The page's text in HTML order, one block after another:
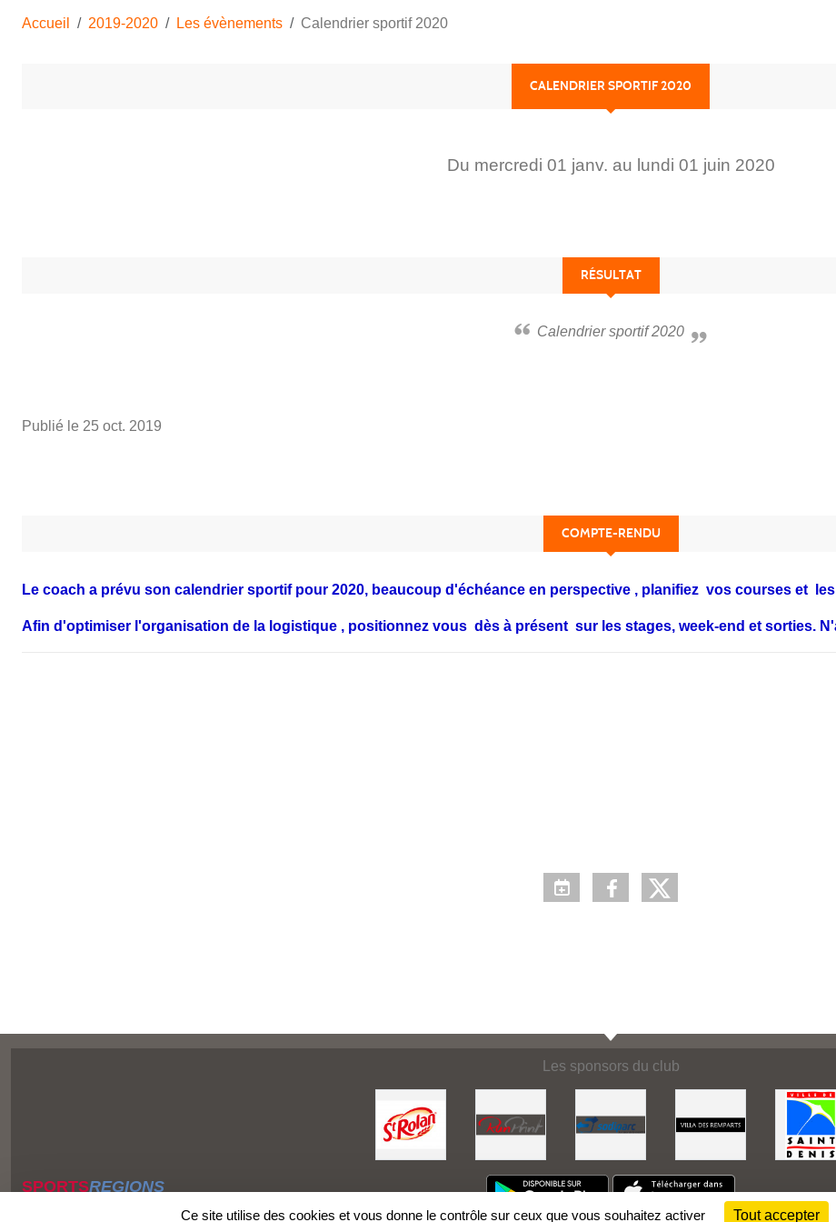
Accueil 2019-2020 Les évènements Calendrier sportif 2020
CALENDRIER SPORTIF 2020
Du mercredi 01 janv. au lundi 01 juin 2020
RÉSULTAT
Calendrier sportif 2020
Publié le 25 oct. 2019
COMPTE-RENDU
Le coach a prévu son calendrier sportif pour 2020, beaucoup d'échéance en perspective , planifiez vos courses et
Afin d'optimiser l'organisation de la logistique , positionnez vous dès à présent sur les stages, week-end et sorties.
Les sponsors du club
SPORTSREGIONS
Ce site utilise des cookies et vous donne le contrôle sur ceux que vous souhaitez activer Tout accepter